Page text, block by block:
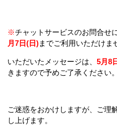
※チャットサービスのお問合せ
月7日(日)までご利用いただけま
いただいたメッセージは、 5月8
きますので予めご了承ください。
ご迷惑をおかけしますが、ご理
し上げます。